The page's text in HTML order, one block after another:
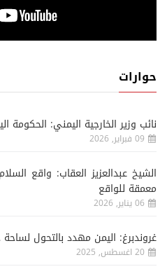
حوارات
نائب وزير الخارجية اليمني:
09 فبراير, 2026
الشيخ عبدالعزيز العقاب: واقع
معمقة للواقع
06 يناير, 2026
غروندبرغ: اليمن مهدد بالتحول
20 اغسطس, 2025